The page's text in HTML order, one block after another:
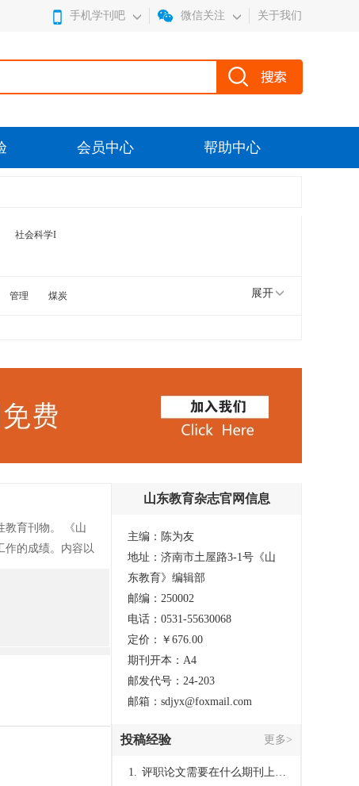
手机学刊吧 微信关注 关于我们
会员中心 帮助中心
社会科学I
管理
煤炭
展开
教育刊物。 《山
作的成绩。内容以
教学研究、课案
术、机械与电
与政工、理论纵
山东教育杂志官网信息
主编：陈为友
地址：济南市土屋路3-1号《山
东教育》编辑部
邮编：250002
电话：0531-55630068
定价：￥676.00
期刊开本：A4
邮发代号：24-203
邮箱：sdjyx@foxmail.com
投稿经验 更多>
1. 评职论文需要在什么期刊上发表？